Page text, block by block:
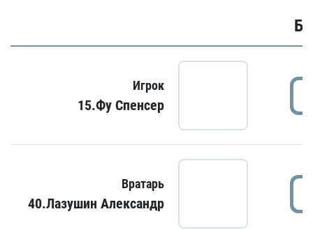
Игрок
15.Фу Спенсер
Вратарь
40.Лазушин Александр